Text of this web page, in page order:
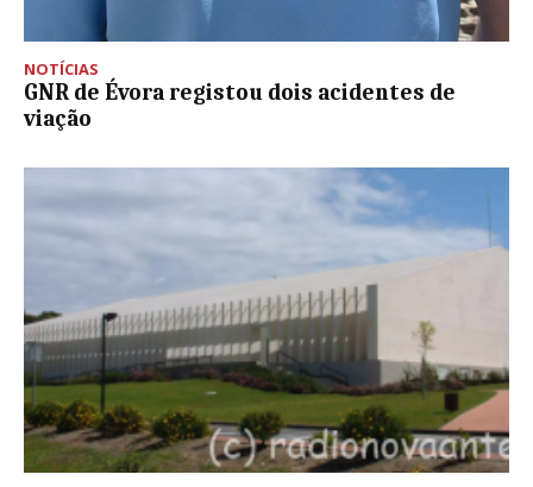
NOTÍCIAS
GNR de Évora registou dois acidentes de
viação